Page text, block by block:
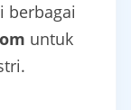
berbagai
untuk